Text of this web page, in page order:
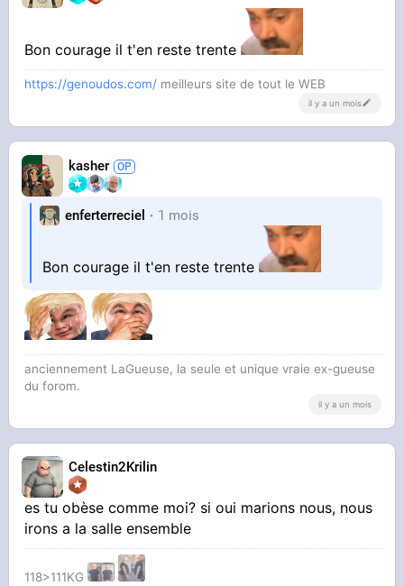
Bon courage il t'en reste trente
https://genoudos.com/ meilleurs site de tout le WEB
il y a un mois
kasher
enferterreciel 1 mois
Bon courage il t'en reste trente
anciennement LaGueuse, la seule et unique vraie ex-gueuse
du forom.
il y a un mois
Celestin2Krilin
es tu obèse comme moi? si oui marions nous, nous
irons a la salle ensemble
118>111KG